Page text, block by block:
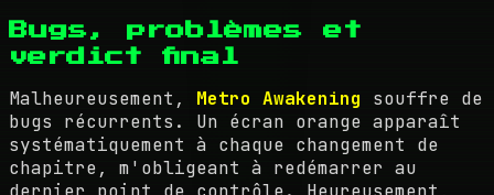
Bugs, problèmes et
verdict final
Malheureusement, Metro Awakening souffre de
bugs récurrents. Un écran orange apparaît
systématiquement à chaque changement de
chapitre, m'obligeant à redémarrer au